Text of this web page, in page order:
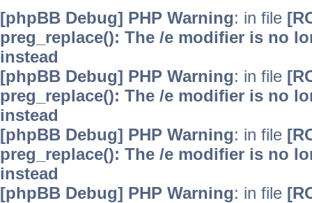
[phpBB Debug] PHP Warning: in file
preg_replace(): The /e modifier is no
instead
[phpBB Debug] PHP Warning: in file
preg_replace(): The /e modifier is no
instead
[phpBB Debug] PHP Warning: in file
preg_replace(): The /e modifier is no
instead
[phpBB Debug] PHP Warning: in file